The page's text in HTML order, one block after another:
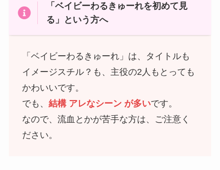
「ベイビーわるきゅーれを初めて見
る」という方へ
「ベイビーわるきゅーれ」は、タイトルも
イメージスチル？も、主役の2人もとっても
かわいいです。
でも、 結構 アレなシーン が多いです。
なので、流血とかが苦手な方は、ご注意く
ださい。